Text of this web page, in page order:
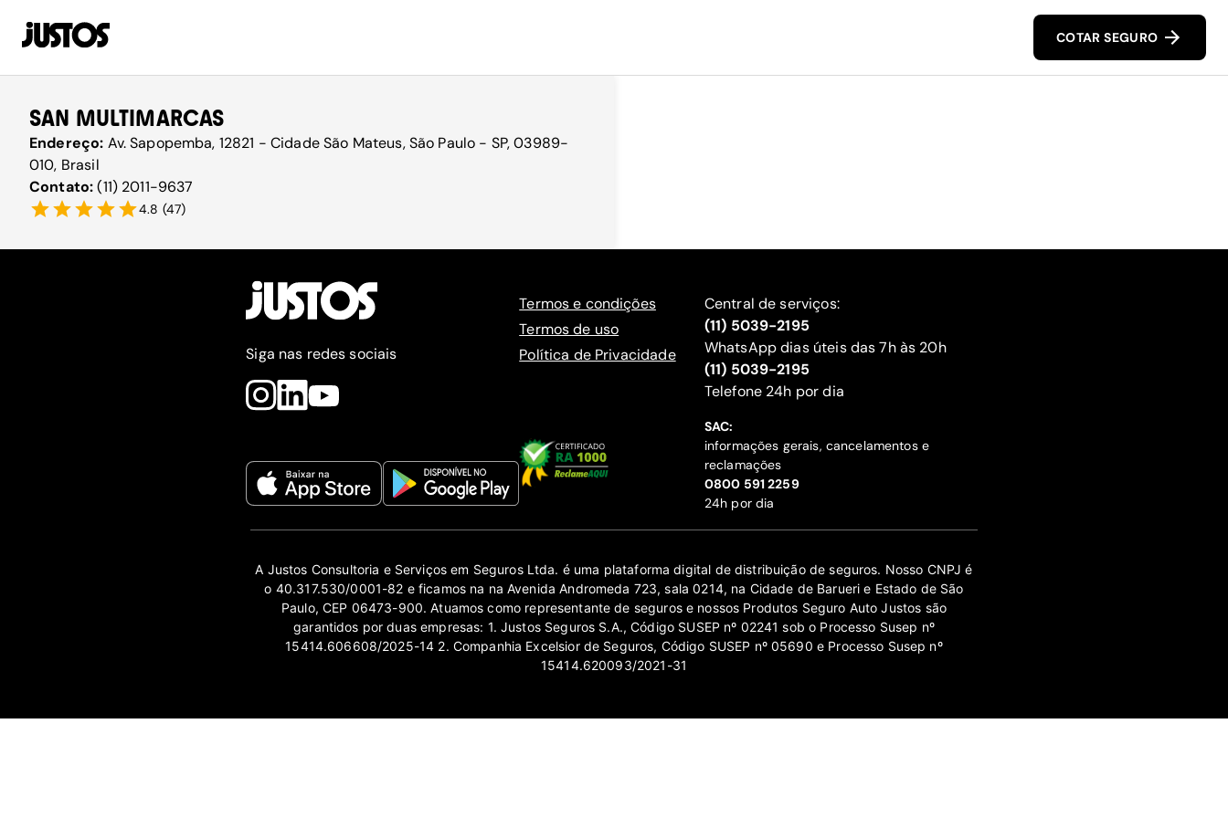
COTAR SEGURO
SAN MULTIMARCAS
Endereço: Av. Sapopemba, 12821 - Cidade São Mateus, São Paulo - SP, 03989-
010, Brasil
Contato:(11) 2011-9637
4.8 (47)
Siga nas redes sociais
Termos e condições
Termos de uso
Política de Privacidade
Central de serviços:
(11) 5039-2195
WhatsApp dias úteis das 7h às 20h
(11) 5039-2195
‍Telefone 24h por dia
SAC:
informações gerais, cancelamentos e
reclamações
‍0800 591 2259
24h por dia
A Justos Consultoria e Serviços em Seguros Ltda. é uma plataforma digital de distribuição de seguros. Nosso CNPJ é
o 40.317.530/0001-82 e ficamos na na Avenida Andromeda 723, sala 0214, na Cidade de Barueri e Estado de São
Paulo, CEP 06473-900. Atuamos como representante de seguros e nossos Produtos Seguro Auto Justos são
garantidos por duas empresas: 1. Justos Seguros S.A., Código SUSEP nº 02241 sob o Processo Susep nº
15414.606608/2025-14 2. Companhia Excelsior de Seguros, Código SUSEP nº 05690 e Processo Susep nº
15414.620093/2021-31